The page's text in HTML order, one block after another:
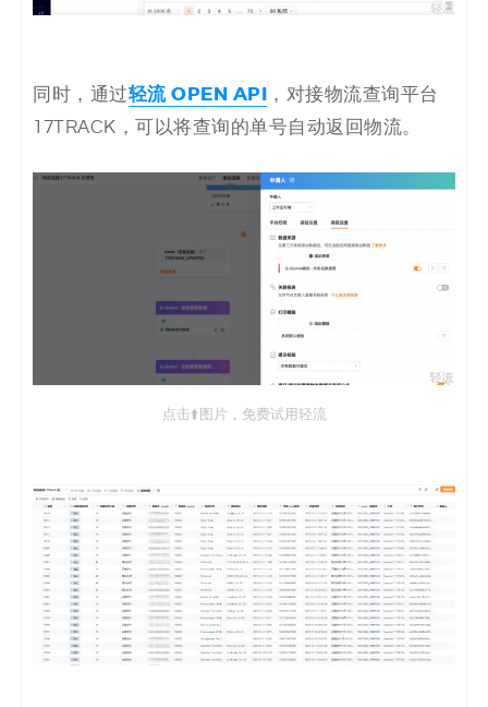
同时，通过轻流 OPEN API ，对接物流查询平台
17TRACK，可以将查询的单号自动返回物流。
点击⬆️图片，免费试用轻流